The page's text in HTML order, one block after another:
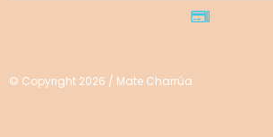
© Copyright 2026 / Mate Charrúa